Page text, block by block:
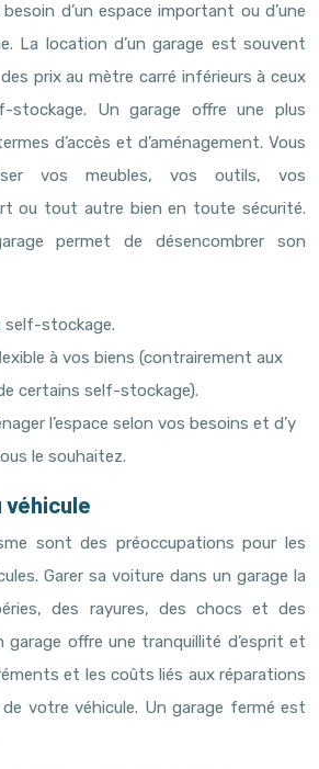
d’un espace important ou d’une
La location d’un garage est souvent
prix au mètre carré inférieurs à ceux
stockage. Un garage offre une plus
d’accès et d’aménagement. Vous
vos meubles, vos outils, vos
ou tout autre bien en toute sécurité.
permet de désencombrer son
self-stockage.
à vos biens (contrairement aux
certains self-stockage).
l’espace selon vos besoins et d’y
le souhaitez.
sont des préoccupations pour les
Garer sa voiture dans un garage la
des rayures, des chocs et des
offre une tranquillité d’esprit et
et les coûts liés aux réparations
votre véhicule. Un garage fermé est